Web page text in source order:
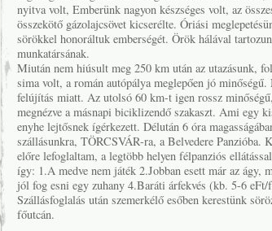
nyitva volt, Emberünk nagyon készséges volt, az
összekötő gázolajcsövet kicserélte. Óriási
sörökkel honoráltuk emberségét. Örök hálával
munkatársának.
Miután nem hiúsult meg 250 km után az utazásunk,
sima volt, a román autópálya meglepően jó
felújítás miatt. Az utolsó 60 km-t igen rossz
megnézve a másnapi biciklizendő szakaszt. Ami egy
enyhe lejtősnek ígérkezett. Délután 6 óra
szállásunkra, TÖRCSVÁR-ra, a Belvedere Panzióba.
előre lefoglaltam, a legtöbb helyen félpanziós
így: 1.A medve nem játék 2.Jobban esett már az ágy,
jól fog esni egy zuhany 4.Baráti árfekvés (kb. 5-6
Szállásfoglalás után szemerkélő esőben kerestünk
főutcán.